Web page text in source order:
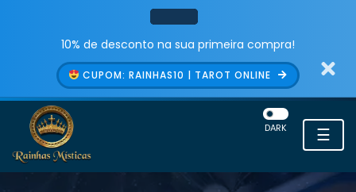
10% de desconto na sua primeira compra!
CUPOM: RAINHAS10 | TAROT ONLINE
☰
DARK